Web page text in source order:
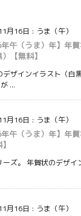
月16日 : うま（午）
年午（うま）年】年
【無料】
デザインイラスト（白
...
月16日 : うま（午）
年午（うま）年】年
ーズ。 年賀状のデザ
月16日 : うま（午）